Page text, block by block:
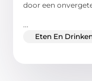
door een
Eten En